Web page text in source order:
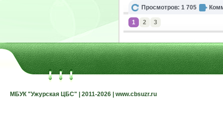
Просмотров: 1 705
1 2 3
МБУК "Ужурская ЦБС" | 2011-2026 | www.cbsuzr.ru
МБУК "Ужурская ЦБС" | 2011-2026 | www.cbsuzr.ru